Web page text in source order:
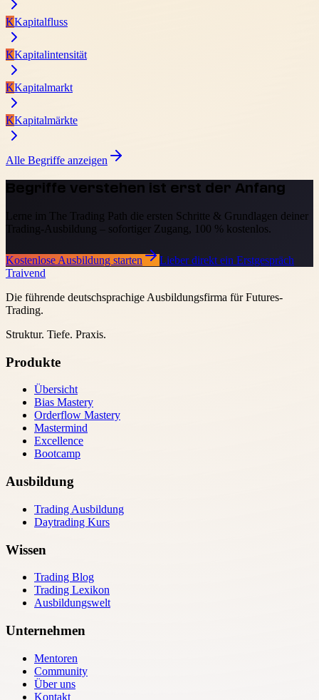
KKapitalfluss
KKapitalintensität
KKapitalmarkt
KKapitalmärkte
Alle Begriffe anzeigen
Begriffe verstehen ist erst der Anfang
Lerne im The Trading Path die ersten Schritte & Grundlagen deiner
Trading-Ausbildung – sofortiger Zugang, 100 % kostenlos.
Kostenlose Ausbildung starten
Lieber direkt ein Erstgespräch
Traivend
Die führende deutschsprachige Ausbildungsfirma für Futures-
Trading.
Struktur. Tiefe. Praxis.
Produkte
Übersicht
Bias Mastery
Orderflow Mastery
Mastermind
Excellence
Bootcamp
Ausbildung
Trading Ausbildung
Daytrading Kurs
Wissen
Trading Blog
Trading Lexikon
Ausbildungswelt
Unternehmen
Mentoren
Community
Über uns
Kontakt